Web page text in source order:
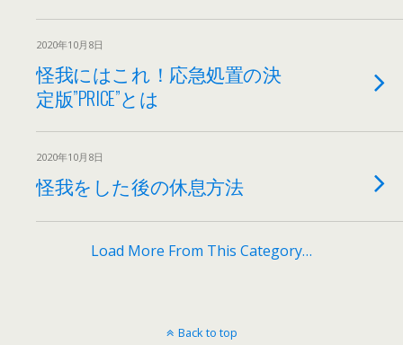
2020年10月8日
怪我にはこれ！応急処置の決
定版”PRICE”とは
2020年10月8日
怪我をした後の休息方法
Load More From This Category…
Back to top